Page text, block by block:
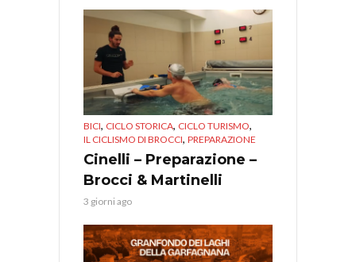
BICI, CICLO STORICA, CICLO TURISMO,
IL CICLISMO DI BROCCI, PREPARAZIONE
Cinelli – Preparazione –
Brocci & Martinelli
3 giorni ago